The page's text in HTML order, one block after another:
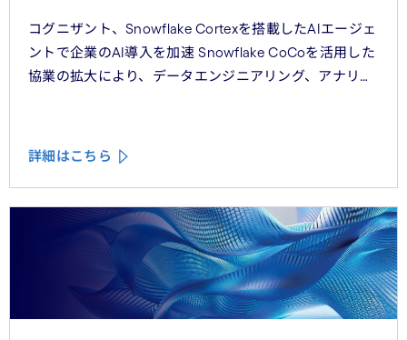
コグニザント、Snowflake Cortexを搭載したAIエージェ
ントで企業のAI導入を加速 Snowflake CoCoを活用した
協業の拡大により、データエンジニアリング、アナリ
詳細はこちら